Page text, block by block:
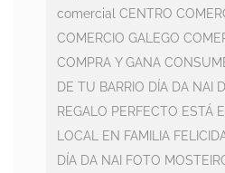
comercial CENTRO
COMERCIO GALEGO
COMPRA Y GANA
DE TU BARRIO DÍA DA NAI
REGALO PERFECTO ESTÁ
LOCAL
EN FAMILIA
DÍA DA NAI FOTO